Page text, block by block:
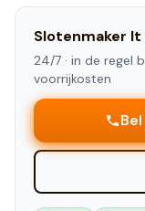
Slotenmaker It
24/7 · in de regel
voorrijkosten